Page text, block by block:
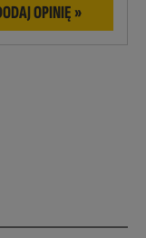
OPINIĘ »